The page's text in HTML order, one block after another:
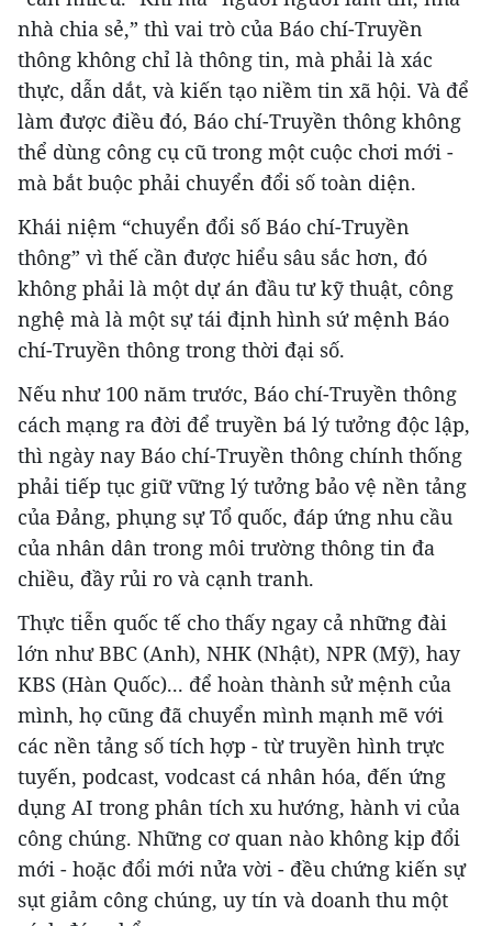
nhà chia sẻ,” thì vai trò của Báo chí-Truyền
thông không chỉ là thông tin, mà phải là xác
thực, dẫn dắt, và kiến tạo niềm tin xã hội. Và để
làm được điều đó, Báo chí-Truyền thông không
thể dùng công cụ cũ trong một cuộc chơi mới -
mà bắt buộc phải chuyển đổi số toàn diện.
Khái niệm “chuyển đổi số Báo chí-Truyền
thông” vì thế cần được hiểu sâu sắc hơn, đó
không phải là một dự án đầu tư kỹ thuật, công
nghệ mà là một sự tái định hình sứ mệnh Báo
chí-Truyền thông trong thời đại số.
Nếu như 100 năm trước, Báo chí-Truyền thông
cách mạng ra đời để truyền bá lý tưởng độc lập,
thì ngày nay Báo chí-Truyền thông chính thống
phải tiếp tục giữ vững lý tưởng bảo vệ nền tảng
của Đảng, phụng sự Tổ quốc, đáp ứng nhu cầu
của nhân dân trong môi trường thông tin đa
chiều, đầy rủi ro và cạnh tranh.
Thực tiễn quốc tế cho thấy ngay cả những đài
lớn như BBC (Anh), NHK (Nhật), NPR (Mỹ), hay
KBS (Hàn Quốc)... để hoàn thành sử mệnh của
mình, họ cũng đã chuyển mình mạnh mẽ với
các nền tảng số tích hợp - từ truyền hình trực
tuyến, podcast, vodcast cá nhân hóa, đến ứng
dụng AI trong phân tích xu hướng, hành vi của
công chúng. Những cơ quan nào không kịp đổi
mới - hoặc đổi mới nửa vời - đều chứng kiến sự
sụt giảm công chúng, uy tín và doanh thu một